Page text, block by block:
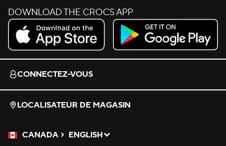
DOWNLOAD THE CROCS APP
Download on the App Store.
Get it on Google Play.
CONNECTEZ-VOUS
LOCALISATEUR DE MAGASIN
CANADA
Veuillez sélectionner une langue
ENGLISH
Sélectionné